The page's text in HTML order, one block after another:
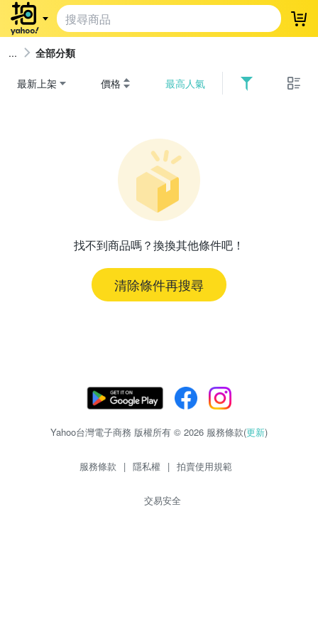
登
全部分類
最新上架 價格 最高人氣
找不到商品嗎？換換其他條件吧！
清除條件再搜尋
Yahoo台灣電子商務 版權所有 © 2026 服務條款(更新)
服務條款 | 隱私權 | 拍賣使用規範
交易安全